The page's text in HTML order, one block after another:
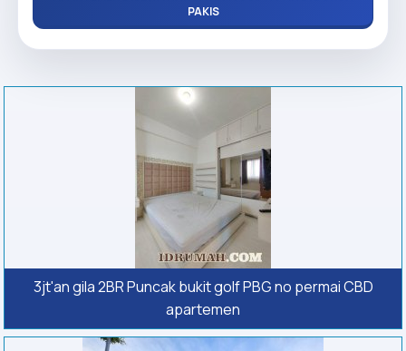
PAKIS
3jt'an gila 2BR Puncak bukit golf PBG no permai CBD
apartemen